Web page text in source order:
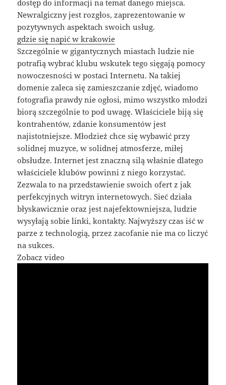
dostęp do informacji na temat danego miejsca.
Newralgiczny jest rozgłos, zaprezentowanie w
pozytywnych aspektach swoich usług.
gdzie się napić w krakowie
Szczególnie w gigantycznych miastach ludzie nie
potrafią wybrać klubu wskutek tego sięgają pomocy
nowoczesności w postaci Internetu. Na takiej
domenie zaleca się zamieszczanie zdjęć, wiadomo
fotografia prawdy nie ogłosi, mimo wszystko młodzi
biorą szczególnie to pod uwagę. Właściciele biją się
kontrahentów, zdanie konsumentów jest
najistotniejsze. Młodzież chce się wybawić przy
solidnej muzyce, w solidnej atmosferze, miłej
obsłudze. Internet jest znaczną silą właśnie dlatego
właściciele klubów powinni z niego korzystać.
Zezwala to na przedstawienie swoich ofert z jak
perfekcyjnych witryn internetowych. Sieć działa
błyskawicznie oraz jest najefektowniejsza, ludzie
wysyłają sobie linki, kontakty. Najwyższy czas iść w
parze z technologią, przez zacofanie nie ma co liczyć
na sukces.
Zobacz video